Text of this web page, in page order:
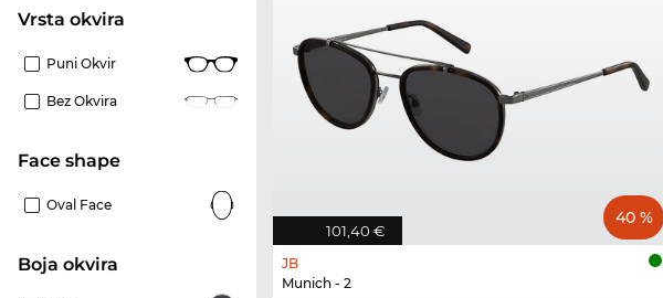
Vrsta okvira
Puni Okvir
Bez Okvira
Face shape
Oval Face
boja okvira
101,40 €
40 %
JB
Munich - 2